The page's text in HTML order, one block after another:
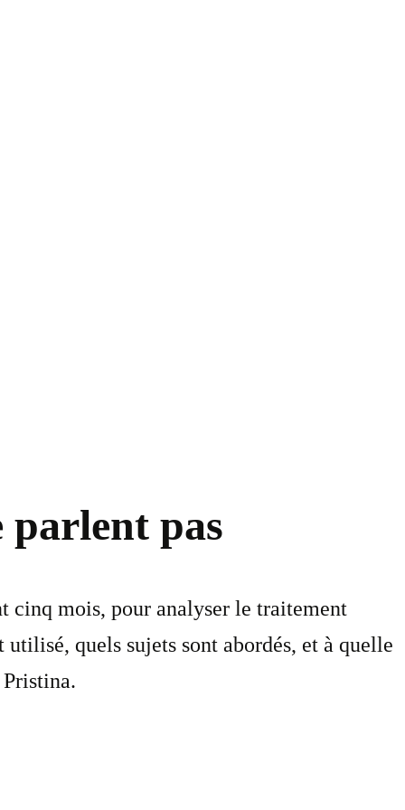
parlent pas
cinq mois, pour analyser le traitement
quels sujets sont abordés, et à quelle
Pristina.